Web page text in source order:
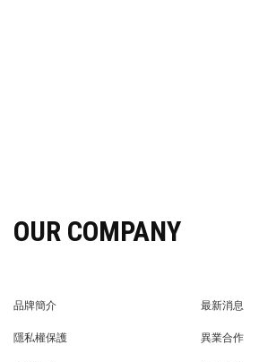
OUR COMPANY
品牌簡介
最新消息
隱私權保護
異業合作